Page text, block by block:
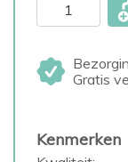
Gratis
Kenmerken